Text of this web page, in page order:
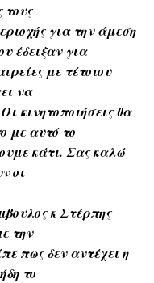
τους
για την άμεση
έδειξαν για
με τέτοιου
να
κινητοποιήσεις θα
με αυτό το
κάτι. Σας καλώ
οι
κ Στέρπης
την
πως δεν αντέχει η
το